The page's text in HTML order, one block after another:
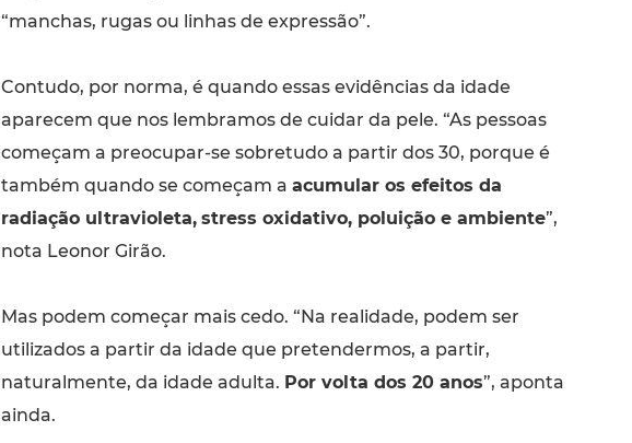
“manchas, rugas ou linhas de expressão”.
Contudo, por norma, é quando essas evidências da idade
aparecem que nos lembramos de cuidar da pele. “As pessoas
começam a preocupar-se sobretudo a partir dos 30, porque é
também quando se começam a acumular os efeitos da
radiação ultravioleta, stress oxidativo, poluição e ambiente”,
nota Leonor Girão.
Mas podem começar mais cedo. “Na realidade, podem ser
utilizados a partir da idade que pretendermos, a partir,
naturalmente, da idade adulta. Por volta dos 20 anos”, aponta
ainda.